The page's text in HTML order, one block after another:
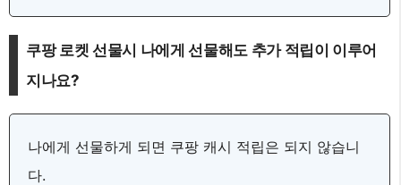
쿠팡 로켓 선물시 나에게 선물해도 추가 적립이 이루어
지나요?
나에게 선물하게 되면 쿠팡 캐시 적립은 되지 않습니
다.